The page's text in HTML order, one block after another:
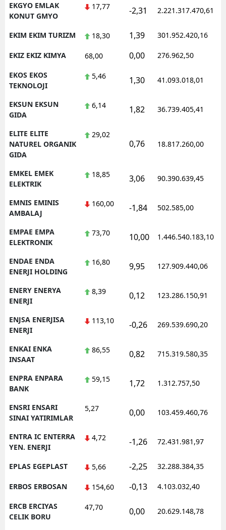
EKGYO EMLAK
KONUT GMYO
17,77 -2,31 2.221.317.470,61
EKIM EKIM TURIZM 18,30 1,39 301.952.420,16
EKIZ EKIZ KIMYA 68,00 0,00 276.962,50
EKOS EKOS
TEKNOLOJI
5,46 1,30 41.093.018,01
EKSUN EKSUN
GIDA
6,14 1,82 36.739.405,41
ELITE ELITE
NATUREL ORGANIK
GIDA
29,02
0,76 18.817.260,00
EMKEL EMEK
ELEKTRIK
18,85 3,06 90.390.639,45
EMNIS EMINIS
AMBALAJ
160,00 -1,84 502.585,00
EMPAE EMPA
ELEKTRONIK
73,70 10,00 1.446.540.183,10
ENDAE ENDA
ENERJI HOLDING
16,80 9,95 127.909.440,06
ENERY ENERYA
ENERJI
8,39 0,12 123.286.150,91
ENJSA ENERJISA
ENERJI
113,10 -0,26 269.539.690,20
ENKAI ENKA
INSAAT
86,55 0,82 715.319.580,35
ENPRA ENPARA
BANK
59,15 1,72 1.312.757,50
ENSRI ENSARI
SINAI YATIRIMLAR
5,27 0,00 103.459.460,76
ENTRA IC ENTERRA
YEN. ENERJI
4,72 -1,26 72.431.981,97
EPLAS EGEPLAST 5,66 -2,25 32.288.384,35
ERBOS ERBOSAN 154,60 -0,13 4.103.032,40
ERCB ERCIYAS
CELIK BORU
47,70 0,00 20.629.148,78